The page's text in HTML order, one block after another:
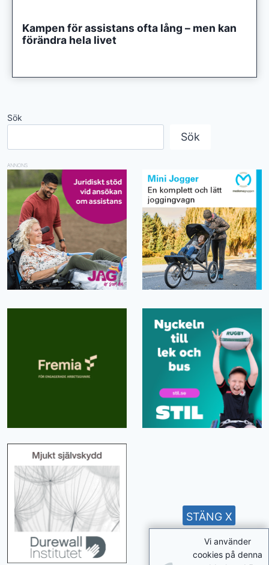
Kampen för assistans ofta lång – men kan
förändra hela livet
Sök
Sök
ANNONS
Vi använder
cookies på denna
STÄNG X